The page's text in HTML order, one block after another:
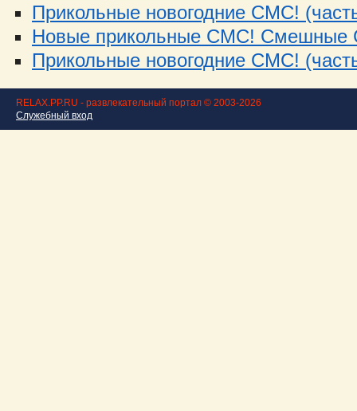
Прикольные новогодние СМС!
Новые прикольные СМС! Смешные
Прикольные новогодние СМС!
RELAX.PP.RU - развлекательный портал © 2003-2026
Служебный вход